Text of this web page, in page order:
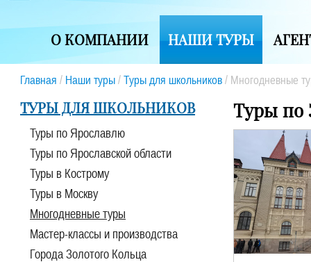
О КОМПАНИИ НАШИ ТУРЫ
Главная / Наши туры / Туры для школьников / Многодневные
ТУРЫ ДЛЯ ШКОЛЬНИКОВ
Туры по Ярославлю
Туры по Ярославской области
Туры в Кострому
Туры в Москву
Многодневные туры
Мастер-классы и производства
Города Золотого Кольца
Туры по